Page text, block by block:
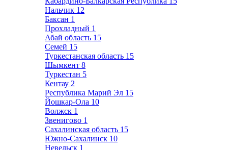
Нальчик 12
Баксан 1
Прохладный 1
Абай область 15
Семей 15
Туркестанская область 15
Шымкент 8
Туркестан 5
Кентау 2
Республика Марий Эл 15
Йошкар-Ола 10
Волжск 1
Звенигово 1
Сахалинская область 15
Южно-Сахалинск 10
Невельск 1